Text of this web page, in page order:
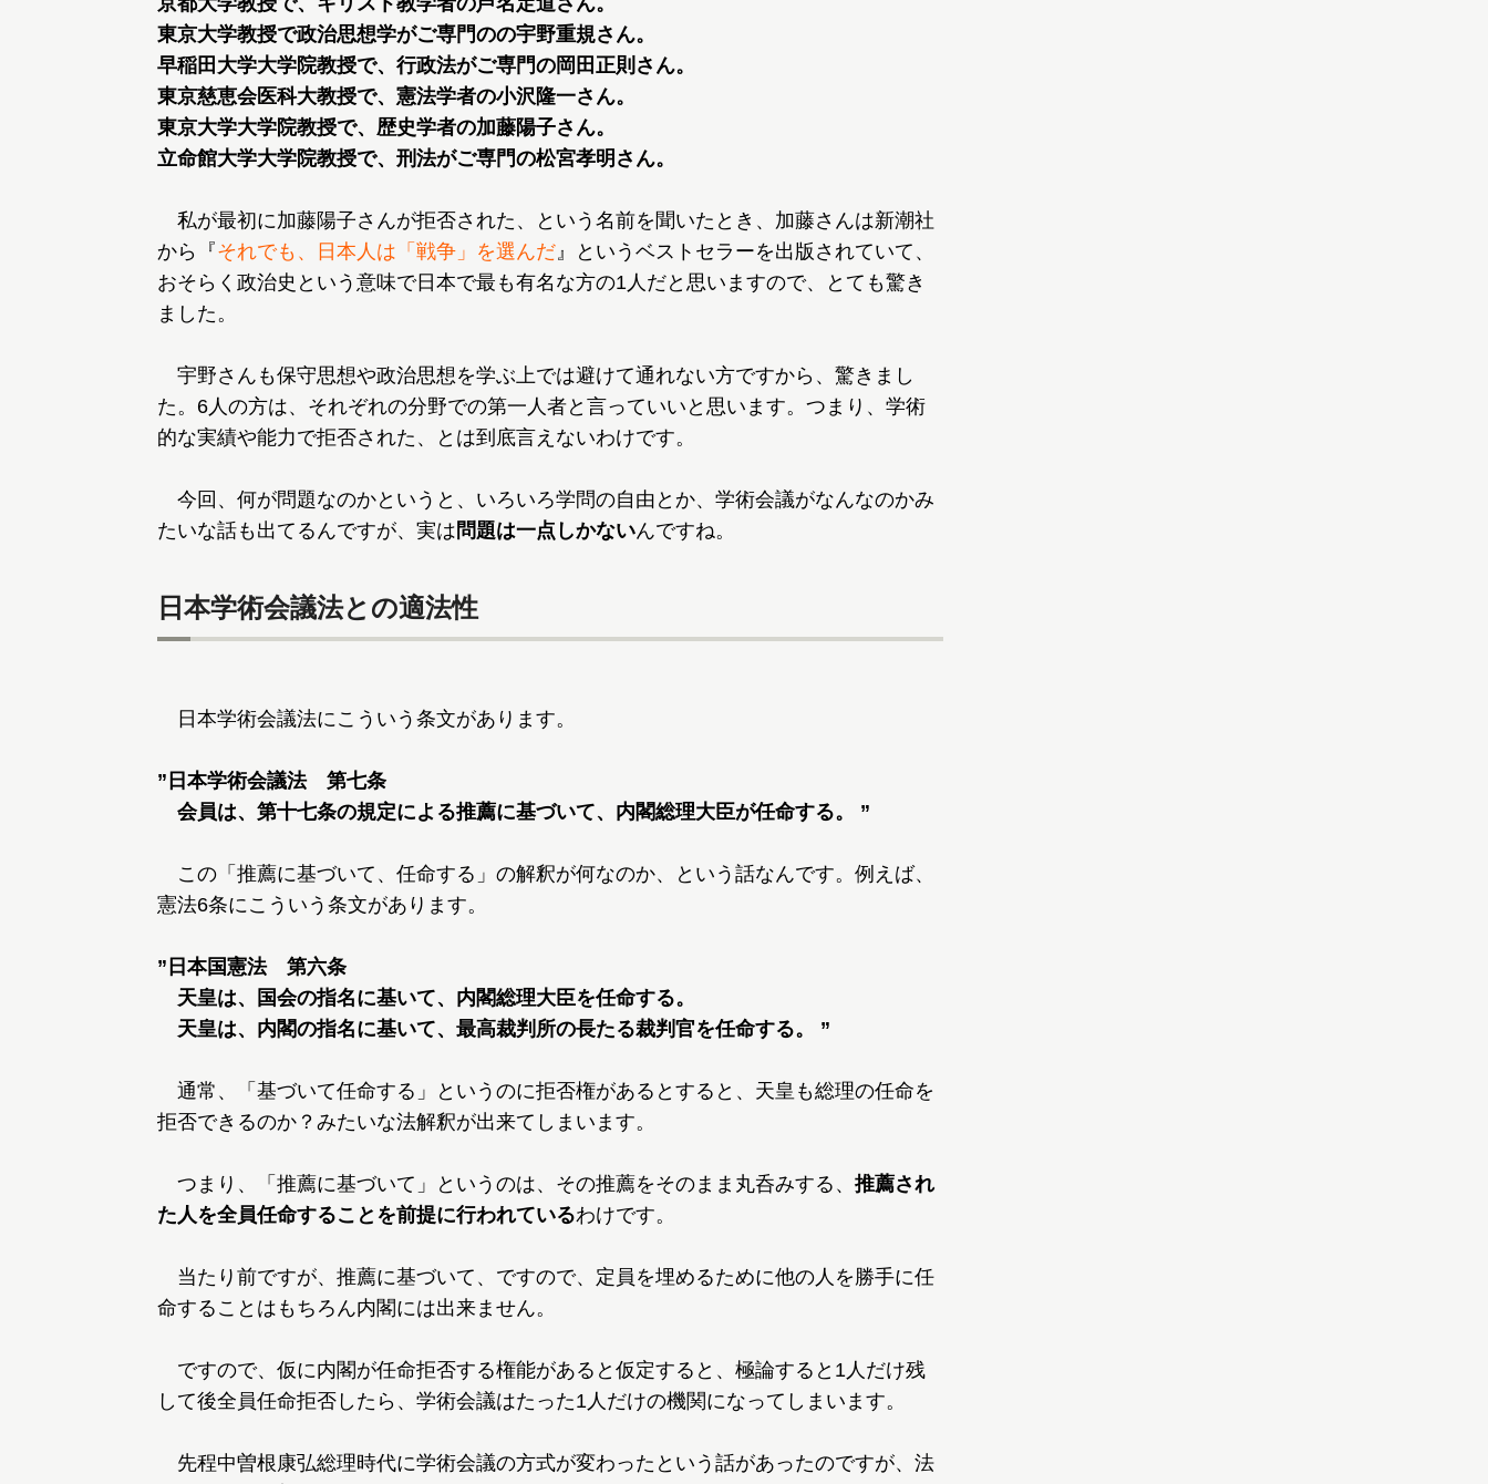
東京大学教授で政治思想学がご専門のの宇野重規さん。
早稲田大学大学院教授で、行政法がご専門の岡田正則さん。
東京慈恵会医科大教授で、憲法学者の小沢隆一さん。
東京大学大学院教授で、歴史学者の加藤陽子さん。
立命館大学大学院教授で、刑法がご専門の松宮孝明さん。
私が最初に加藤陽子さんが拒否された、という名前を聞いたとき、加藤さんは新潮社
から『それでも、日本人は「戦争」を選んだ』というベストセラーを出版されていて、
おそらく政治史という意味で日本で最も有名な方の1人だと思いますので、とても驚き
ました。
宇野さんも保守思想や政治思想を学ぶ上では避けて通れない方ですから、驚きまし
た。6人の方は、それぞれの分野での第一人者と言っていいと思います。つまり、学術
的な実績や能力で拒否された、とは到底言えないわけです。
今回、何が問題なのかというと、いろいろ学問の自由とか、学術会議がなんなのかみ
たいな話も出てるんですが、実は 問題は一点しかないんですね。
日本学術会議法との適法性
日本学術会議法にこういう条文があります。
”日本学術会議法 第七条
会員は、第十七条の規定による推薦に基づいて、内閣総理大臣が任命する。 ”
この「推薦に基づいて、任命する」の解釈が何なのか、という話なんです。例えば、
憲法6条にこういう条文があります。
”日本国憲法 第六条
天皇は、国会の指名に基いて、内閣総理大臣を任命する。
天皇は、内閣の指名に基いて、最高裁判所の長たる裁判官を任命する。 ”
通常、「基づいて任命する」というのに拒否権があるとすると、天皇も総理の任命を
拒否できるのか？みたいな法解釈が出来てしまいます。
つまり、「推薦に基づいて」というのは、その推薦をそのまま丸呑みする、 推薦され
た人を全員任命することを前提に行われているわけです。
当たり前ですが、推薦に基づいて、ですので、定員を埋めるために他の人を勝手に任
命することはもちろん内閣には出来ません。
ですので、仮に内閣が任命拒否する権能があると仮定すると、極論すると1人だけ残
して後全員任命拒否したら、学術会議はたった1人だけの機関になってしまいます。
先程中曽根康弘総理時代に学術会議の方式が変わったという話があったのですが、法